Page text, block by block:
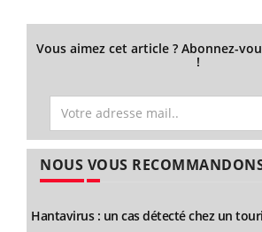
Vous aimez cet article ? Abonnez-
!
NOUS VOUS
Hantavirus : un cas détecté chez un